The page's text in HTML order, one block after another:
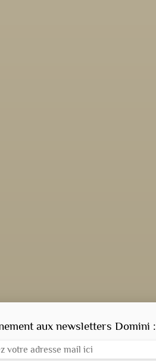
aux newsletters Domini :